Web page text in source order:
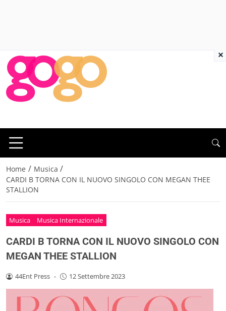
Home / Musica /
CARDI B TORNA CON IL NUOVO SINGOLO CON MEGAN THEE
STALLION
Musica Musica Internazionale
CARDI B TORNA CON IL NUOVO SINGOLO CON
MEGAN THEE STALLION
44Ent Press - 12 Settembre 2023
×